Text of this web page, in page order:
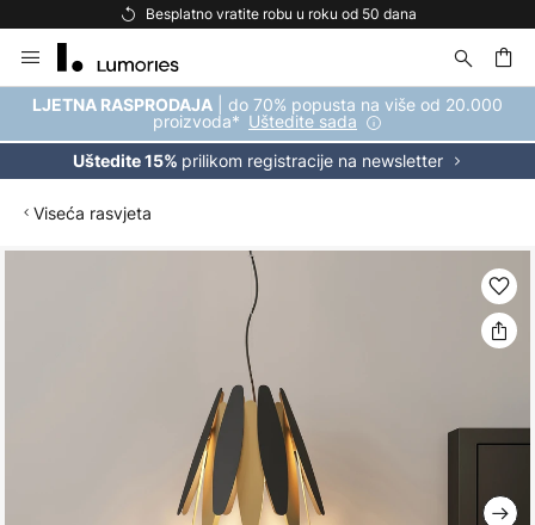
robu u roku od 50 dana Besplatna dostava
to
Content
LJETNA RASPRODAJA | do 70% popusta na više od 20.000
proizvoda* Uštedite sada
Uštedite 15% prilikom registracije na newsletter
Viseća rasvjeta